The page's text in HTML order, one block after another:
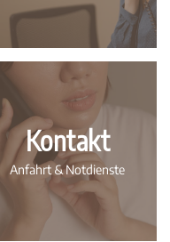
Kontakt
Anfahrt & Notdienste